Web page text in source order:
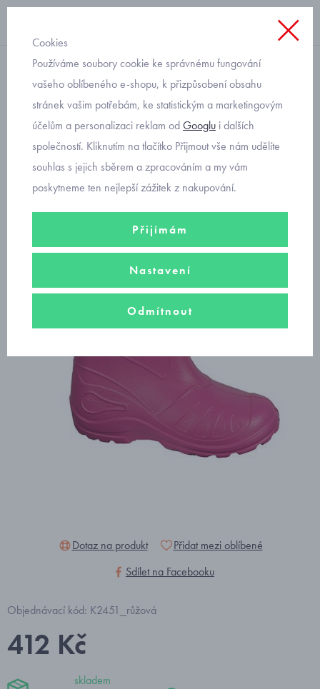
dětské zateplené holínky
zateplené holiny Befado s
vyndavací vložkou
Dotaz na produkt
Přidat mezi oblíbené
Sdílet na Facebooku
Objednávací kód: K2451_růžová
412 Kč
skladem
Cookies
Používáme soubory cookie ke správnému fungování
vašeho oblíbeného e-shopu, k přizpůsobení obsahu
stránek vašim potřebám, ke statistickým a marketingovým
účelům a personalizaci reklam odGooglu i dalších
společností. Kliknutím na tlačítko Přijmout vše nám udělíte
souhlas s jejich sběrem a zpracováním a my vám
poskytneme ten nejlepší zážitek z nakupování.
Přijímám
Nastavení
Odmítnout